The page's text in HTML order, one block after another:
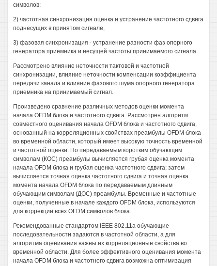
символов;
2) частотная синхронизация оценка и устранение частотного сдвига
поднесущих в принятом сигнале;
3) фазовая синхронизация - устранение разности фаз опорного
генератора приемника и несущей частоты принимаемого сигнала.
Рассмотрено влияние неточности тактовой и частотной
синхронизации, влияние неточности компенсации коэффициента
передачи канала и влияние фазового шума опорного генератора
приемника на принимаемый сигнал.
Произведено сравнение различных методов оценки момента
начала OFDM блока и частотного сдвига. Рассмотрен алгоритм
совместного оценивания начала OFDM блока и частотного сдвига,
основанный на корреляционных свойствах преамбулы OFDM блока
во временной области, который имеет высокую точность временной
и частотной оценки. По передаваемым коротким обучающим
символам (КОС) преамбулы вычисляется грубая оценка момента
начала OFDM блока и грубая оценка частотного сдвига; затем
вычисляется точная оценка частотного сдвига и точная оценка
момента начала OFDM блока по передаваемым длинным
обучающим символам (ДОС) преамбулы. Временные и частотные
оценки, полученные в начале каждого OFDM блока, используются
для коррекции всех OFDM символов блока.
Рекомендованные стандартом IEEE 802.11а обучающие
последовательности задаются в частотной области, а для
алгоритма оценивания важны их корреляционные свойства во
временной области. Для более эффективного оценивания момента
начала OFDM блока и частотного сдвига возможна оптимизация